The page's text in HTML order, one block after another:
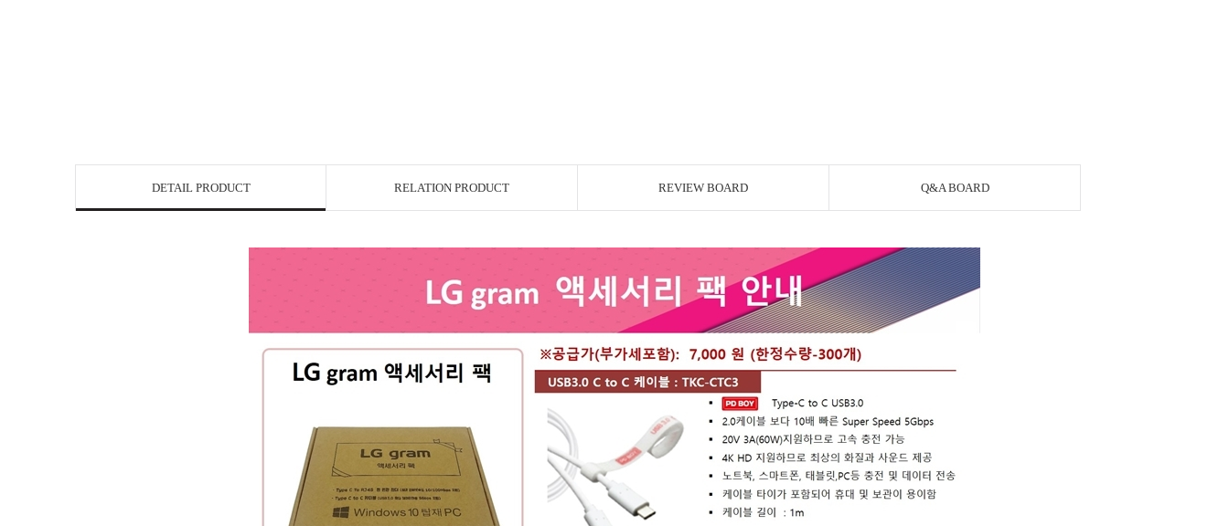
DETAIL PRODUCT RELATION PRODUCT REVIEW BOARD Q&A BOARD